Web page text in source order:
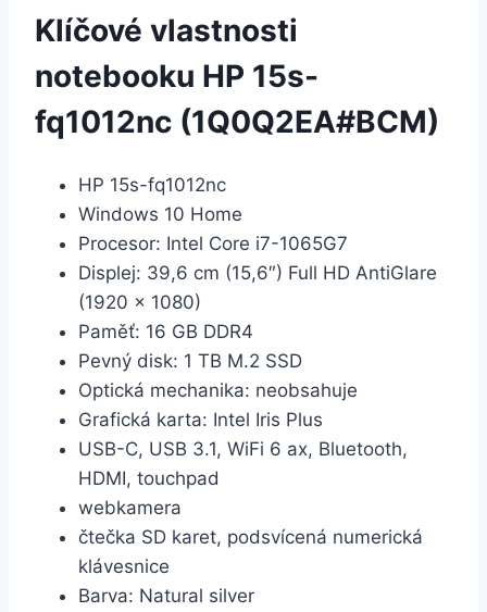
Klíčové vlastnosti
notebooku HP 15s-
fq1012nc (1Q0Q2EA#BCM)
HP 15s-fq1012nc
Windows 10 Home
Procesor: Intel Core i7-1065G7
Displej: 39,6 cm (15,6″) Full HD AntiGlare
(1920 x 1080)
Paměť: 16 GB DDR4
Pevný disk: 1 TB M.2 SSD
Optická mechanika: neobsahuje
Grafická karta: Intel Iris Plus
USB-C, USB 3.1, WiFi 6 ax, Bluetooth,
HDMI, touchpad
webkamera
čtečka SD karet, podsvícená numerická
klávesnice
Barva: Natural silver